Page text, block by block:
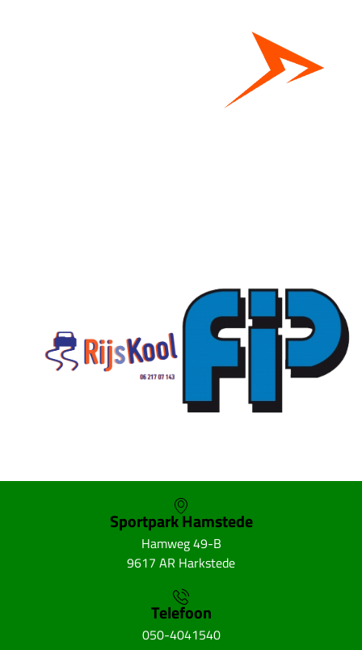
Sportpark Hamstede
Hamweg 49-B
9617 AR Harkstede
Telefoon
050-4041540